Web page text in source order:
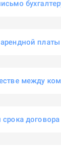
платы
между
договора